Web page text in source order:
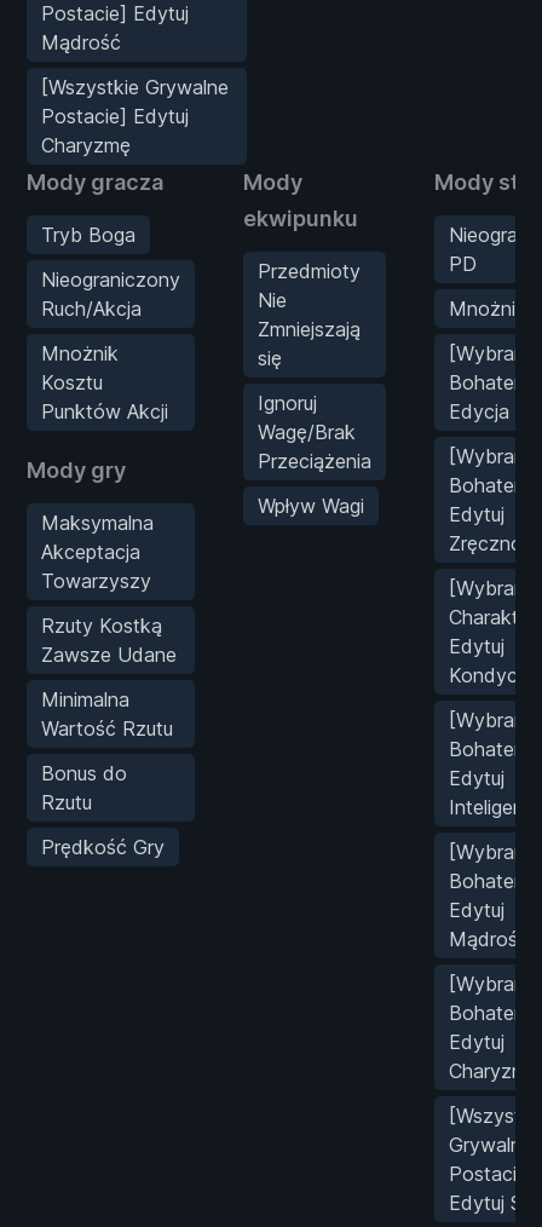
Postacie] Edytuj
Mądrość
[Wszystkie Grywalne
Postacie] Edytuj
Charyzmę
Mody gracza
Tryb Boga
Nieograniczony
Ruch/Akcja
Mnożnik
Kosztu
Punktów Akcji
Mody gry
Maksymalna
Akceptacja
Towarzyszy
Rzuty Kostką
Zawsze Udane
Minimalna
Wartość Rzutu
Bonus do
Rzutu
Prędkość Gry
Mody
ekwipunku
Przedmioty
Nie
Zmniejszają
się
Ignoruj
Wagę/Brak
Przeciążenia
Wpływ Wagi
Mody
PD
Mnożnik
[Wybrany
Bohater]
Edycja
[Wybrany
Bohater]
Edytuj
Zręczność
[Wybrany
Charakter]
Edytuj
Kondycję
[Wybrany
Bohater]
Edytuj
[Wybrany
Bohater]
Edytuj
Mądrość
[Wybrany
Bohater]
Edytuj
Charyzmę
Grywalne
Postacie]
Edytuj Siłę